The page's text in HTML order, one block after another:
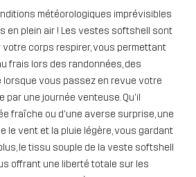
météorologiques imprévisibles
en plein air ! Les vestes softshell sont
corps respirer, vous permettant
frais lors des randonnées, des
lorsque vous passez en revue votre
par une journée venteuse. Qu'il
fraîche ou d'une averse surprise, une
le vent et la pluie légère, vous gardant
le tissu souple de la veste softshell
offrant une liberté totale sur les